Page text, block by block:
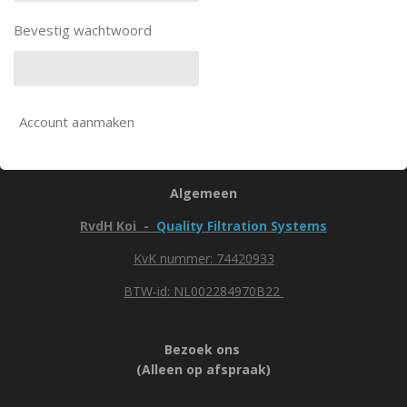
Bevestig wachtwoord
Account aanmaken
Algemeen
RvdH Koi - Quality Filtration Systems
KvK nummer: 74420933
BTW-id: NL002284970B22
Bezoek ons
(Alleen op afspraak)